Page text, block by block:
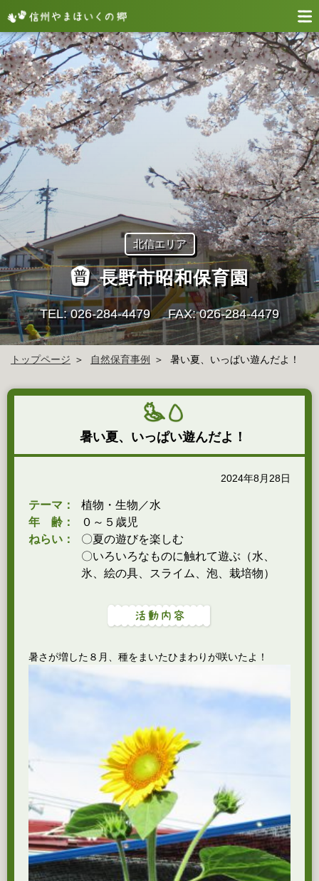
北信エリア
長野市昭和保育園
TEL: 026‐284‐4479 FAX: 026‐284‐4479
トップページ 自然保育事例 暑い夏、いっぱい遊んだよ！
暑い夏、いっぱい遊んだよ！
2024年8月28日
テーマ：
植物・生物／水
年 齢：
０～５歳児
ねらい：
〇夏の遊びを楽しむ
〇いろいろなものに触れて遊ぶ（水、
氷、絵の具、スライム、泡、栽培物）
暑さが増した８月、種をまいたひまわりが咲いたよ！